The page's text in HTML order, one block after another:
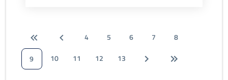
4 5 6 7
8
9
10 11 12 13